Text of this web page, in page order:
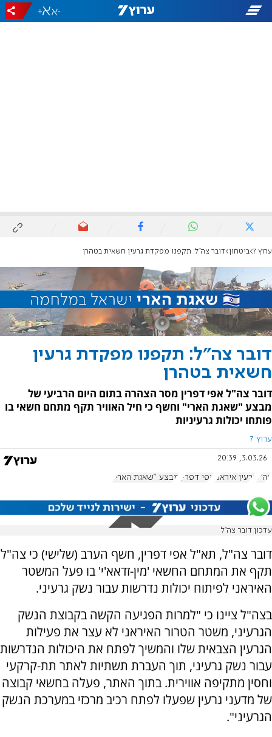
-
+
ערוץ 7 ביטחון דובר צה"ל: תקפנו מפקדת גרעין חשאית בטהרן
דובר צה"ל: תקפנו מפקדת גרעין
חשאית בטהרן
דובר צה"ל אפי דפרין מסר הצהרה בתום היום הרביעי של
מבצע "שאגת הארי" וחשף כי חיל האוויר תקף מתחם חשאי בו
פותחו יכולות גרעיניות
ערוץ 7
3.03.26, 20:39
צה"ל גרעין איראני אפי דפרין מבצע "שאגת הארי"
עדכון דובר צה"ל
דובר צה"ל, תא"ל אפי דפרין, חשף הערב (שלישי) כי צה"ל
תקף את המתחם החשאי 'מין-זדאא'י' בו פעל המשטר
האיראני לפיתוח יכולות נדרשות עבור נשק גרעיני.
בצה"ל ציינו כי "למרות הפגיעה הקשה בקבוצת הנשק
הגרעיני, משטר הטרור האיראני לא עצר את פעילות
הגרעין הצבאית שלו והמשיך לפתח את היכולות הנדרשות
עבור נשק גרעיני, תוך העברת תשתיות לאתר תת-קרקעי
וחסין מתקיפה אווירית. בתוך האתר, פעלה בחשאי קבוצה
של מדעני גרעין שפעלו לפתח רכיב מרכזי במערכת הנשק
הגרעיני".